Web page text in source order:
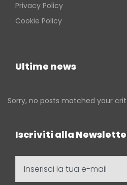
Privacy Policy
Cookie Policy
Ultime news
Sorry, no posts matched your
Iscriviti alla